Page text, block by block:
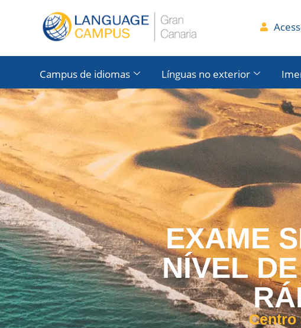
Campus de idiomas Línguas no exterior
EXAME
NÍVEL
Centro